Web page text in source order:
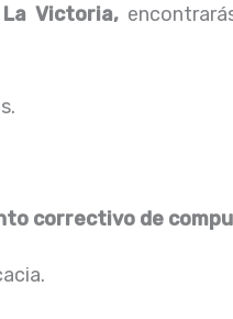
Victoria,
correctivo de